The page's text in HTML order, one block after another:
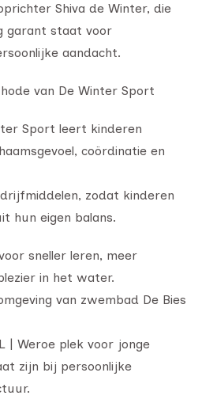
Shiva de Winter, die
garant staat voor
aandacht.
van De Winter Sport
Sport leert kinderen
coördinatie en
zodat kinderen
hun eigen balans.
sneller leren, meer
in het water.
van zwembad De Bies
| Weroe plek voor jonge
zijn bij persoonlijke